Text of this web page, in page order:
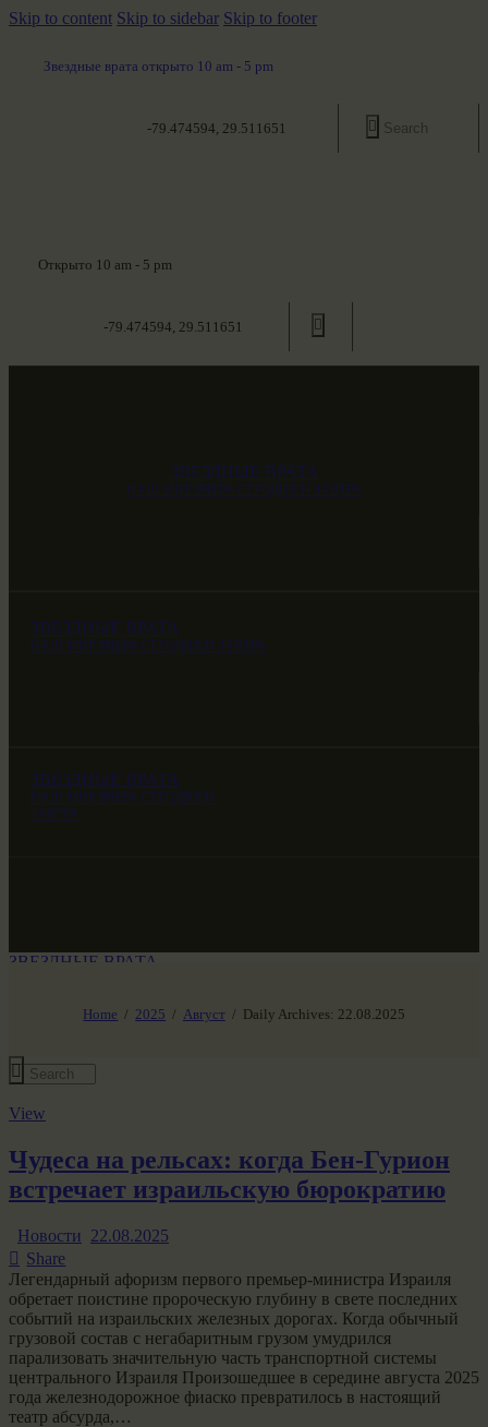
Skip to content Skip to sidebar Skip to footer
Звездные врата открыто 10 am - 5 pm
-79.474594, 29.511651
Открыто 10 am - 5 pm
-79.474594, 29.511651
ЗВЕЗДНЫЕ ВРАТА
НАШ МИР ВЧЕРА СЕГОДНЯ И ЗАВТРА
ЗВЕЗДНЫЕ ВРАТА
НАШ МИР ВЧЕРА СЕГОДНЯ И ЗАВТРА
ЗВЕЗДНЫЕ ВРАТА
НАШ МИР ВЧЕРА СЕГОДНЯ И
ЗАВТРА
Home 2025 Август Daily Archives: 22.08.2025
ЗВЕЗДНЫЕ ВРАТА
SG-6
View
Чудеса на рельсах: когда Бен-Гурион
встречает израильскую бюрократию
Новости 22.08.2025
Share
Легендарный афоризм первого премьер-министра Израиля
обретает поистине пророческую глубину в свете последних
событий на израильских железных дорогах. Когда обычный
грузовой состав с негабаритным грузом умудрился
парализовать значительную часть транспортной системы
центрального Израиля Произошедшее в середине августа 2025
года железнодорожное фиаско превратилось в настоящий
театр абсурда,…